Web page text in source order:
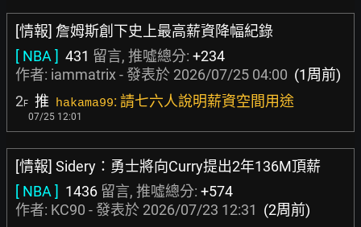
[情報] 詹姆斯創下史上最高薪資降幅紀錄
[ NBA ] 431 留言, 推噓總分: +234
作者: iammatrix - 發表於 2026/07/25 04:00 (1周前)
2F 推 hakama99: 請七六人說明薪資空間用途
07/25 12:01
[情報] Sidery：勇士將向Curry提出2年136M頂薪
[ NBA ] 1436 留言, 推噓總分: +574
作者: KC90 - 發表於 2026/07/23 12:31 (2周前)